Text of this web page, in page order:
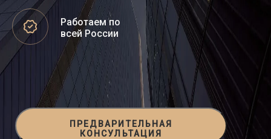
Работаем по
всей России
ПРЕДВАРИТЕЛЬНАЯ
КОНСУЛЬТАЦИЯ